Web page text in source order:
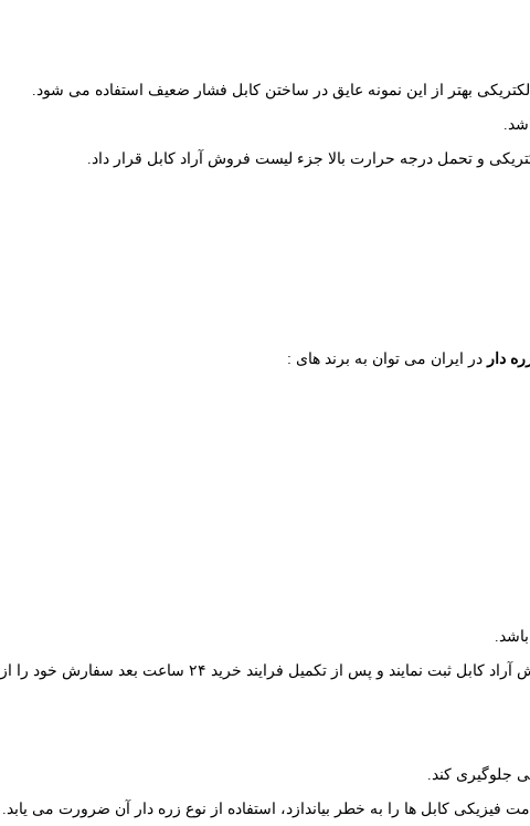
بهتر از این نمونه عایق در ساختن کابل فشار ضعیف استفاده می شود.
و تحمل درجه حرارت بالا جزء لیست فروش آراد کابل قرار داد.
در ایران می توان به برند های :
خود را از طریق واحد فروش آراد کابل ثبت نمایند و پس
جلوگیری کند.
کابل ها را به خطر بیاندازد، استفاده از نوع زره دار آن ضرورت می یابد.